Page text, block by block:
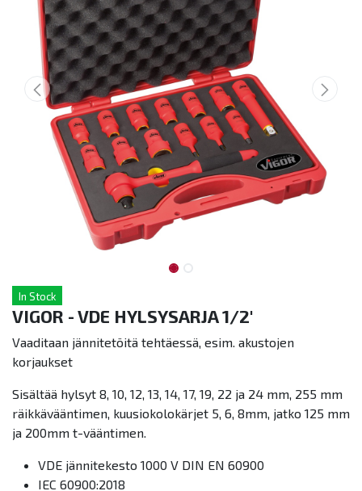
In Stock
VIGOR - VDE HYLSYSARJA 1/2'
Vaaditaan jännitetöitä tehtäessä, esim. akustojen
korjaukset
Sisältää hylsyt 8, 10, 12, 13, 14, 17, 19, 22 ja 24 mm, 255 mm
räikkävääntimen, kuusiokolokärjet 5, 6, 8mm, jatko 125 mm
ja 200mm t-vääntimen.
VDE jännitekesto 1000 V DIN EN 60900
IEC 60900:2018